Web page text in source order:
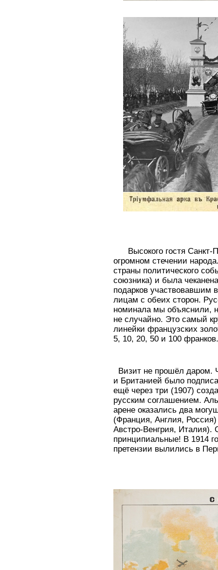
Высокого гостя Санкт-
огромном стечении
страны политического
союзника) и была
подарков участвовавшим
лицам с обеих сторон.
номинала мы объяснили,
не случайно. Это самый
линейки французских
5, 10, 20, 50 и 100
Визит не прошёл даром.
и Британией было
ещё через три (1907)
русским соглашением.
арене оказались два
(Франция, Англия,
Австро-Венгрия, Италия).
принципиальные! В 1914
претензии вылились в